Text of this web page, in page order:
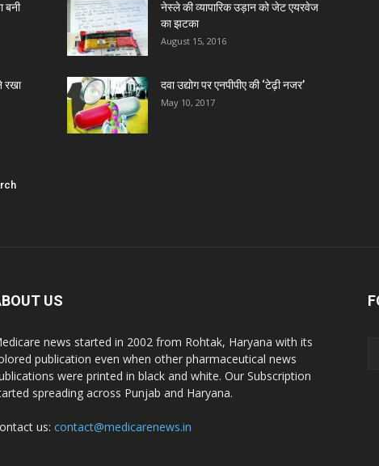
बनी
रखा
नेस्ले की व्यापारिक उड़ान को जेट एयरवेज
का झटका
August 15, 2016
दवा उद्योग पर एनपीपीए की ‘टेढ़ी नजर’
May 10, 2017
US
news started in 2002 from Rohtak, Haryana with its
publication even when other pharmaceutical news
were printed in black and white. Our Subscription
spreading across Punjab and Haryana.
us: contact@medicarenews.in